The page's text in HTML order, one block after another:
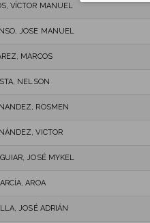
VÍCTOR MANUEL
JOSE MANUEL
MARCOS
NELSON
ROSMEN
VICTOR
JOSÉ MYKEL
AROA
JOSÉ ADRIÁN